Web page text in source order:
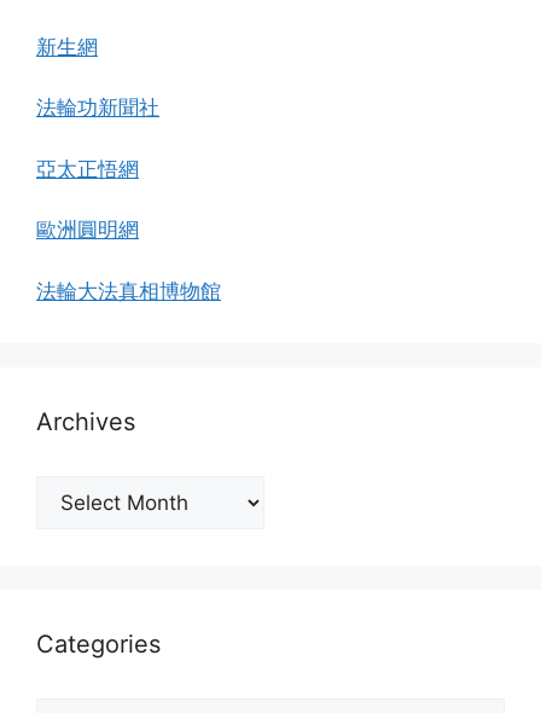
新生網
法輪功新聞社
亞太正悟網
歐洲圓明網
法輪大法真相博物館
Archives
Archives
Categories